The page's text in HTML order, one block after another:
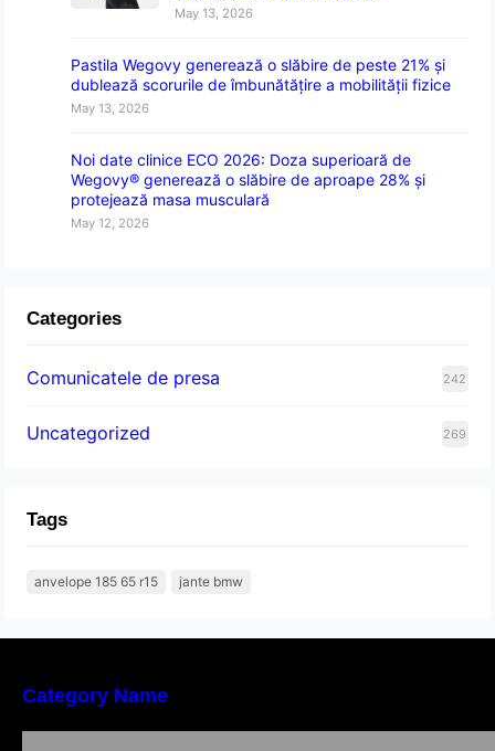
May 13, 2026
Pastila Wegovy generează o slăbire de peste 21% și
dublează scorurile de îmbunătățire a mobilității fizice
May 13, 2026
Noi date clinice ECO 2026: Doza superioară de
Wegovy® generează o slăbire de aproape 28% și
protejează masa musculară
May 12, 2026
Categories
Comunicatele de presa 242
Uncategorized 269
Tags
anvelope 185 65 r15 jante bmw
Category Name